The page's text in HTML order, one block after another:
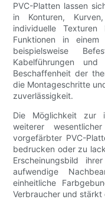
PVC-Platten lassen
in Konturen,
individuelle
Funktionen in einem
beispielsweise
Kabelführungen
Beschaffenheit der
die Montageschritte
zuverlässigkeit.
Die Möglichkeit zur
weiterer
vorgefärbter PVC-
bedrucken oder zu
Erscheinungsbild
aufwendige
einheitliche
Verbraucher und